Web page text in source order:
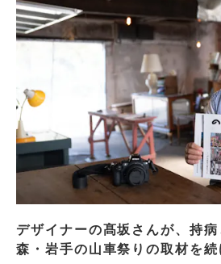
デザイナーの髙坂さんが、持
森・岩手の山車祭りの取材を